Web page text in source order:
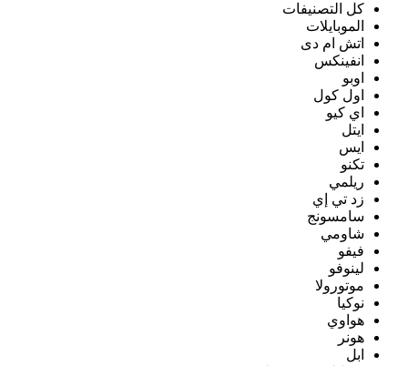
كل التصنيفات
الموبايلات
اتش ام دى
انفينكس
اوبو
اول كول
اي كيو
ايتل
ايس
تكنو
ريلمي
زد تي إي
سامسونج
شاومي
فيفو
لينوفو
موتورولا
نوكيا
هواوي
هونر
ابل